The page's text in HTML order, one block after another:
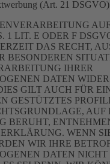
(Art. 21 DSGVO)
1 LIT. E ODER F
DAS RECHT,
BESONDEREN
IHRER
DATEN
GILT AUCH FÜR
GESTÜTZTES
AUF
BERUHT,
WENN
WIR IHRE
DATEN NICHT